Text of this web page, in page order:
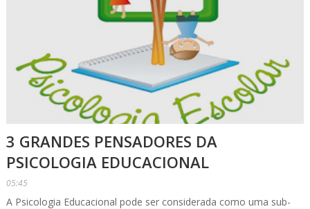
3 GRANDES PENSADORES DA
PSICOLOGIA EDUCACIONAL
05:45
A Psicologia Educacional pode ser considerada como uma sub-